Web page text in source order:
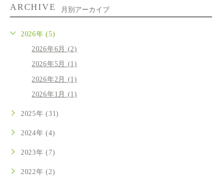
ARCHIVE 月別アーカイブ
2026年 (5)
2026年6月 (2)
2026年5月 (1)
2026年2月 (1)
2026年1月 (1)
2025年 (31)
2024年 (4)
2023年 (7)
2022年 (2)